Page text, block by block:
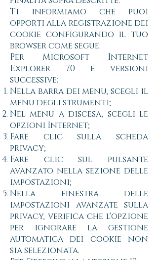
Ti informiamo che puoi
opporti alla registrazione dei
cookie configurando il tuo
browser come segue:
Per Microsoft Internet
Explorer 7.0 e versioni
successive:
Nella barra dei menu, scegli il
menu degli strumenti;
Nel menu a discesa, scegli le
opzioni Internet;
Fare clic sulla scheda
privacy;
Fare clic sul pulsante
avanzato nella sezione delle
impostazioni;
Nella finestra delle
impostazioni avanzate sulla
privacy, verifica che l'opzione
per ignorare la gestione
automatica dei cookie non
sia selezionata.